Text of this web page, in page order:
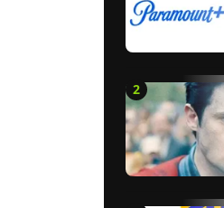
2